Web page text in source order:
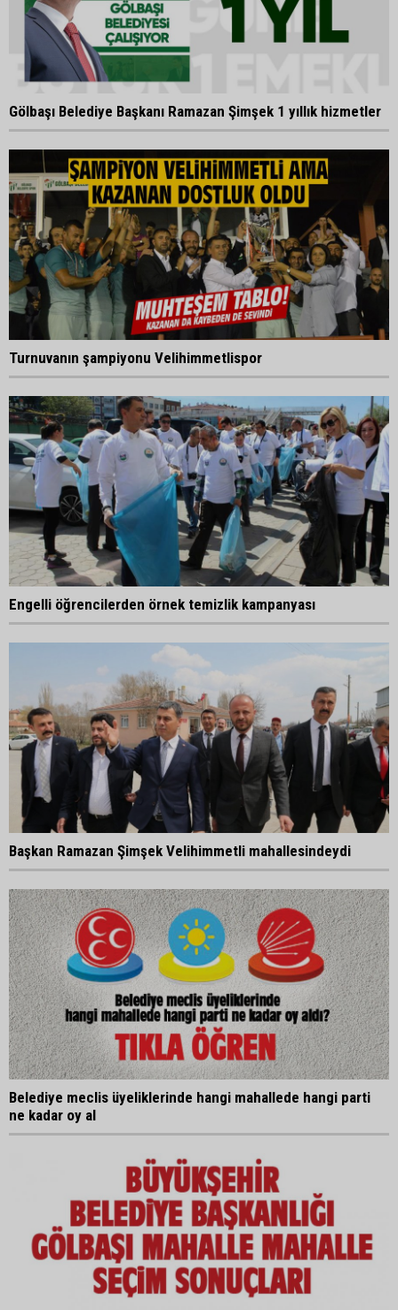
Gölbaşı Belediye Başkanı Ramazan Şimşek 1 yıllık hizmetler
Turnuvanın şampiyonu Velihimmetlispor
Engelli öğrencilerden örnek temizlik kampanyası
Başkan Ramazan Şimşek Velihimmetli mahallesindeydi
Belediye meclis üyeliklerinde hangi mahallede hangi parti
ne kadar oy al